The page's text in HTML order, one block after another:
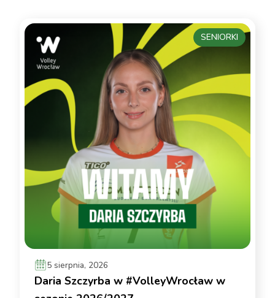
5 sierpnia, 2026
Daria Szczyrba w #VolleyWrocław w
SENIORKI